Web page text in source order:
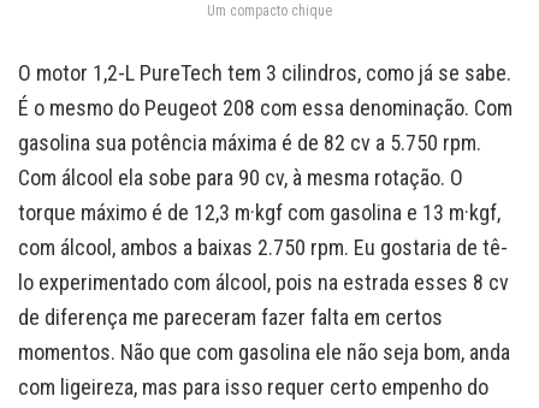
Um compacto chique
O motor 1,2-L PureTech tem 3 cilindros, como já se sabe.
É o mesmo do Peugeot 208 com essa denominação. Com
gasolina sua potência máxima é de 82 cv a 5.750 rpm.
Com álcool ela sobe para 90 cv, à mesma rotação. O
torque máximo é de 12,3 m·kgf com gasolina e 13 m·kgf,
com álcool, ambos a baixas 2.750 rpm. Eu gostaria de tê-
lo experimentado com álcool, pois na estrada esses 8 cv
de diferença me pareceram fazer falta em certos
momentos. Não que com gasolina ele não seja bom, anda
com ligeireza, mas para isso requer certo empenho do